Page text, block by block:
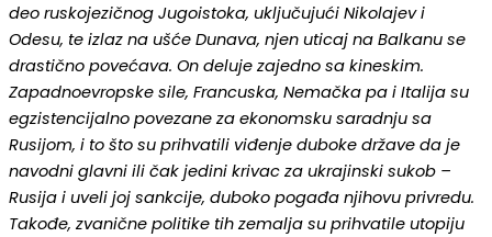
deo ruskojezičnog Jugoistoka, uključujući Nikolajev i
Odesu, te izlaz na ušće Dunava, njen uticaj na Balkanu se
drastično povećava. On deluje zajedno sa kineskim.
Zapadnoevropske sile, Francuska, Nemačka pa i Italija su
egzistencijalno povezane za ekonomsku saradnju sa
Rusijom, i to što su prihvatili viđenje duboke države da je
navodni glavni ili čak jedini krivac za ukrajinski sukob –
Rusija i uveli joj sankcije, duboko pogađa njihovu privredu.
Takođe, zvanične politike tih zemalja su prihvatile utopiju